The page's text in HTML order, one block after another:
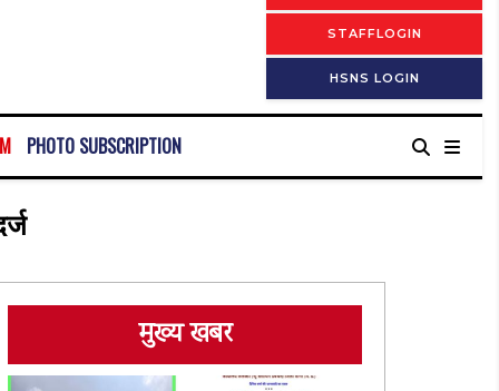
STAFFLOGIN
HSNS LOGIN
PHOTO SUBSCRIPTION
मुख्य खबर